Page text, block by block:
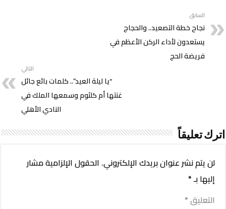
السابق
نجاح خطة التصعيد.. والحجاج
يستعدون لأداء الركن الأعظم في
فريضة الحج
التالي
“يا ليلة العيد”.. كلمات بائع جائل
غنتها أم كلثوم وسمعها الملك في
النادي الأهلي
اترك تعليقاً
لن يتم نشر عنوان بريدك الإلكتروني. الحقول الإلزامية مشار
إليها بـ*
التعليق*